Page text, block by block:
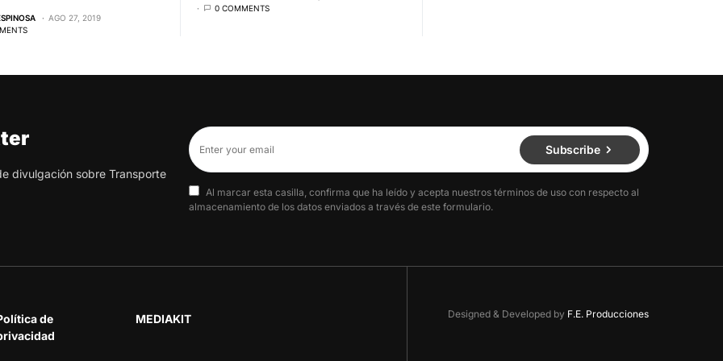
AGO 27, 2019
0 COMMENTS
divulgación sobre Transporte
Subscribe
Al marcar esta casilla, confirma que ha leído y acepta nuestros términos de uso con respecto al
almacenamiento de los datos enviados a través de este formulario.
de
MEDIAKIT Designed & Developed by F.E. Producciones